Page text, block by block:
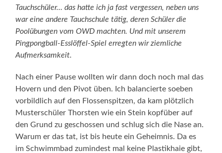
Tauchschüler… das hatte ich ja fast vergessen, neben uns
war eine andere Tauchschule tätig, deren Schüler die
Poolübungen vom OWD machten. Und mit unserem
Pingpongball-Esslöffel-Spiel erregten wir ziemliche
Aufmerksamkeit.
Nach einer Pause wollten wir dann doch noch mal das
Hovern und den Pivot üben. Ich balancierte soeben
vorbildlich auf den Flossenspitzen, da kam plötzlich
Musterschüler Thorsten wie ein Stein kopfüber auf
den Grund zu geschossen und schlug sich die Nase an.
Warum er das tat, ist bis heute ein Geheimnis. Da es
im Schwimmbad zumindest mal keine Plastikhaie gibt,